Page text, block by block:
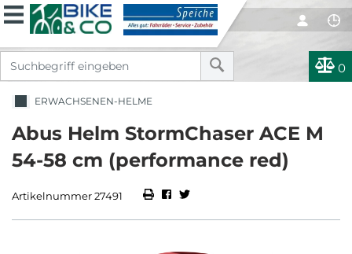
0
ERWACHSENEN-HELME
Abus Helm StormChaser ACE M
54-58 cm (performance red)
Artikelnummer 27491